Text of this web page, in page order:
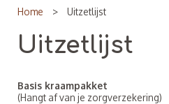
Home > Uitzetlijst
Uitzetlijst
Basis kraampakket
(Hangt af van je zorgverzekering)